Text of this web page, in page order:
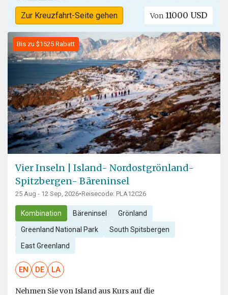
Zur Kreuzfahrt-Seite gehen Von 11000 USD
Bis zu $1525 Rabatt
Vier Inseln | Island- Nordostgrönland-
Spitzbergen- Bäreninsel
25 Aug - 12 Sep, 2026•Reisecode: PLA12C26
Kombination Bäreninsel Grönland
Greenland National Park South Spitsbergen
East Greenland
EN DE LA
Nehmen Sie von Island aus Kurs auf die